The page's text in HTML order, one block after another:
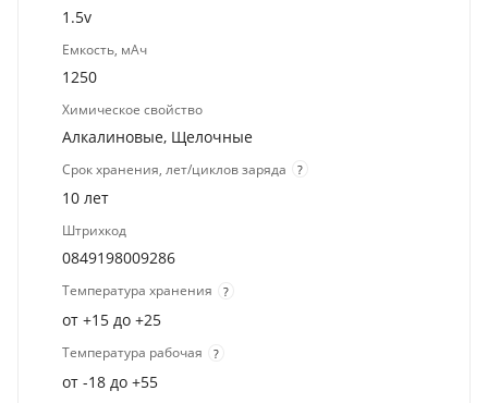
1.5v
Емкость, мАч
1250
Химическое свойство
Алкалиновые, Щелочные
Срок хранения, лет/циклов заряда ?
10 лет
Штрихкод
0849198009286
Температура хранения ?
от +15 до +25
Температура рабочая ?
от -18 до +55